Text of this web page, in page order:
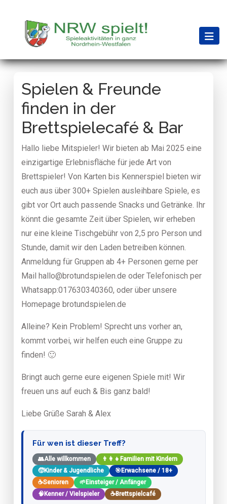
Spielen & Freunde
finden in der
Brettspielecafé & Bar
Hallo liebe Mitspieler! Wir bieten ab Mai 2025 eine
einzigartige Erlebnisfläche für jede Art von
Brettspieler! Von Karten bis Kennerspiel bieten wir
euch aus über 300+ Spielen ausleihbare Spiele, es
gibt vor Ort auch passende Snacks und Getränke. Ihr
könnt die gesamte Zeit über Spielen, wir erheben
nur eine kleine Tischgebühr von 2,5 pro Person und
Stunde, damit wir den Laden betreiben können.
Anmeldung für Gruppen ab 4+ Personen gerne per
Mail hallo@brotundspielen.de oder Telefonisch per
Whatsapp:017630340360, oder über unsere
Homepage brotundspielen.de
Alleine? Kein Problem! Sprecht uns vorher an,
kommt vorbei, wir helfen euch eine Gruppe zu
finden! 🙂
Bringt auch gerne eure eigenen Spiele mit! Wir
freuen uns auf euch & Bis ganz bald!
Liebe Grüße Sarah & Alex
Für wen ist dieser Treff?
👥Alle willkommen 👨‍👩‍👧 Familien mit Kindern
🧒Kinder & Jugendliche 🎯 Erwachsene / 18+
☕Senioren 🌱 Einsteiger / Anfänger
🧠 Kenner / Vielspieler ☕Brettspielcafé